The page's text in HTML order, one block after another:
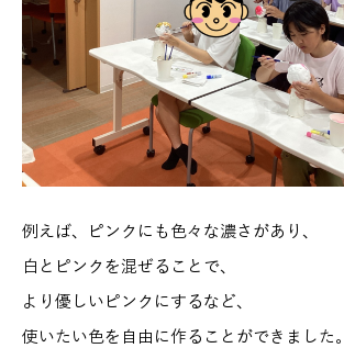
例えば、ピンクにも色々な濃さがあり、
白とピンクを混ぜることで、
より優しいピンクにするなど、
使いたい色を自由に作ることができました。